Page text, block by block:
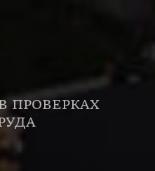
ПРОВЕРКАХ